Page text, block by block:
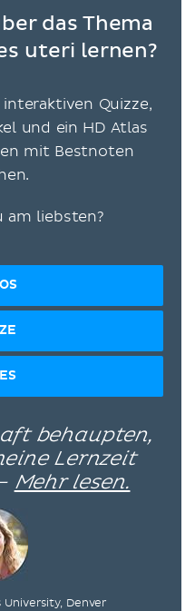
das Thema
uteri lernen?
Quizze,
und ein HD Atlas
mit Bestnoten
liebsten?
behaupten,
Lernzeit
Mehr lesen.
University, Denver